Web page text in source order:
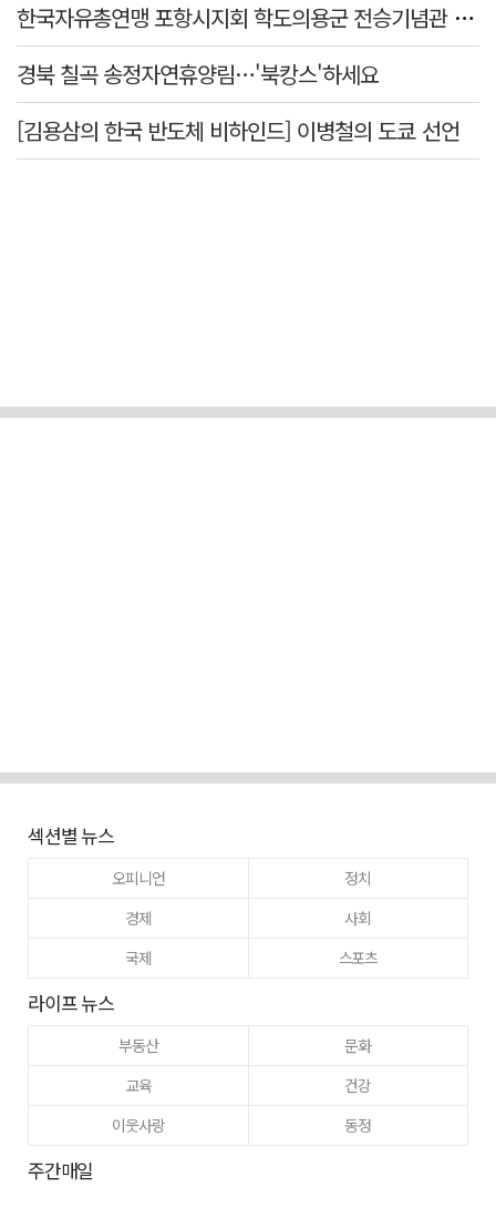
한국자유총연맹 포항시지회 학도의용군 전승기념관 방문
경북 칠곡 송정자연휴양림…'북캉스'하세요
[김용삼의 한국 반도체 비하인드] 이병철의 도쿄 선언
섹션별 뉴스
오피니언
정치
경제
사회
국제
스포츠
라이프 뉴스
부동산
문화
교육
건강
이웃사랑
동정
주간매일